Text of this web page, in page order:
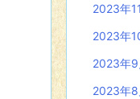
2023年
2023年
2023年9
2023年8